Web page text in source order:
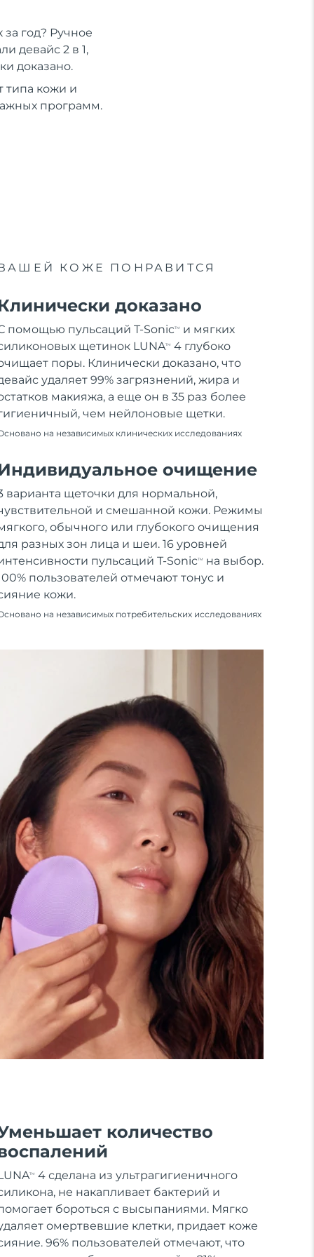
год? Ручное
девайс 2 в 1,
доказано.
типа кожи и
программ.
КОЖЕ ПОНРАВИТСЯ
доказано
помощью пульсаций T-SonicTM
и мягких
щетинок LUNATM
4 глубоко
поры. Клинически доказано, что
удаляет 99% загрязнений, жира и
макияжа, а еще он в 35 раз более
чем нейлоновые щетки.
на независимых клинических исследованиях
очищение
варианта щеточки для нормальной,
и смешанной кожи. Режимы
обычного или глубокого очищения
разных зон лица и шеи. 16 уровней
пульсаций T-SonicTM
на выбор.
пользователей отмечают тонус и
кожи.
на независимых потребительских исследованиях
количество
TM
4 сделана из ультрагигиеничного
не накапливает бактерий и
бороться с высыпаниями. Мягко
омертвевшие клетки, придает коже
96% пользователей отмечают, что